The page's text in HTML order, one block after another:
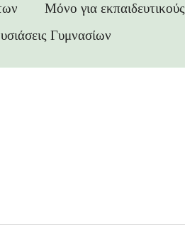
Μόνο για εκπαιδευτικούς
Γυμνασίων